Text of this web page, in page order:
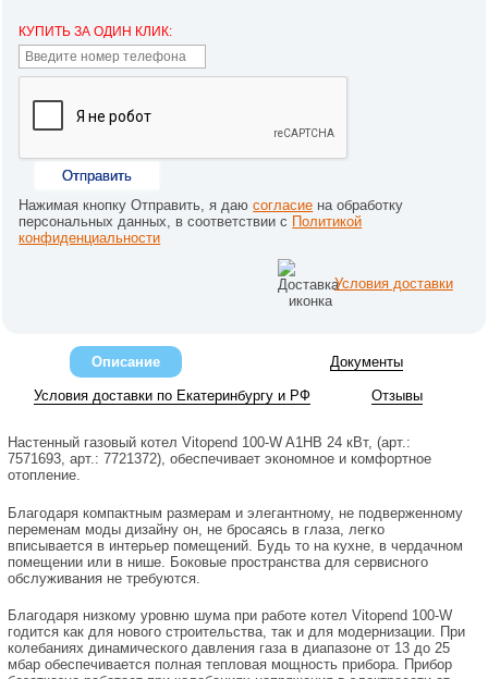
КУПИТЬ ЗА ОДИН КЛИК:
Отправить
Нажимая кнопку Отправить, я даюсогласие на обработку
персональных данных, в соответствии с Политикой
конфиденциальности
Условия доставки
Описание Документы
Условия доставки по Екатеринбургу и РФ Отзывы
Настенный газовый котел Vitopend 100-W A1HB 24 кВт, (арт.:
7571693, арт.: 7721372), обеспечивает экономное и комфортное
отопление.
Благодаря компактным размерам и элегантному, не подверженному
переменам моды дизайну он, не бросаясь в глаза, легко
вписывается в интерьер помещений. Будь то на кухне, в чердачном
помещении или в нише. Боковые пространства для сервисного
обслуживания не требуются.
Благодаря низкому уровню шума при работе котел Vitopend 100-W
годится как для нового строительства, так и для модернизации. При
колебаниях динамического давления газа в диапазоне от 13 до 25
мбар обеспечивается полная тепловая мощность прибора. Прибор